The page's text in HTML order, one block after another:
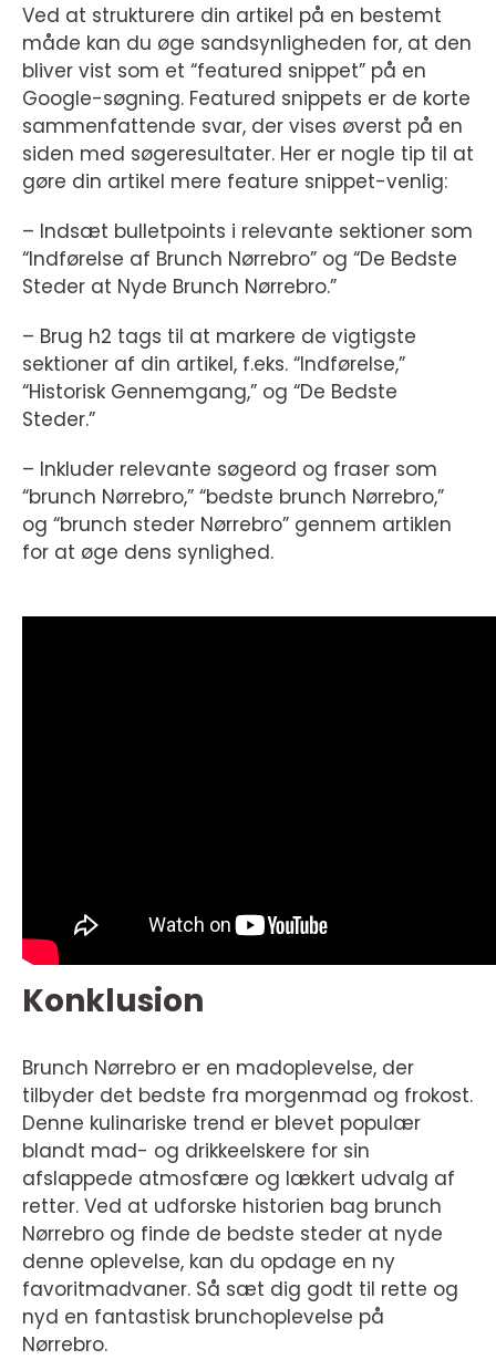
Ved at strukturere din artikel på en bestemt
måde kan du øge sandsynligheden for, at den
bliver vist som et “featured snippet” på en
Google-søgning. Featured snippets er de korte
sammenfattende svar, der vises øverst på en
siden med søgeresultater. Her er nogle tip til at
gøre din artikel mere feature snippet-venlig:
– Indsæt bulletpoints i relevante sektioner som
“Indførelse af Brunch Nørrebro” og “De Bedste
Steder at Nyde Brunch Nørrebro.”
– Brug h2 tags til at markere de vigtigste
sektioner af din artikel, f.eks. “Indførelse,”
“Historisk Gennemgang,” og “De Bedste
Steder.”
– Inkluder relevante søgeord og fraser som
“brunch Nørrebro,” “bedste brunch Nørrebro,”
og “brunch steder Nørrebro” gennem artiklen
for at øge dens synlighed.
Konklusion
Brunch Nørrebro er en madoplevelse, der
tilbyder det bedste fra morgenmad og frokost.
Denne kulinariske trend er blevet populær
blandt mad- og drikkeelskere for sin
afslappede atmosfære og lækkert udvalg af
retter. Ved at udforske historien bag brunch
Nørrebro og finde de bedste steder at nyde
denne oplevelse, kan du opdage en ny
favoritmadvaner. Så sæt dig godt til rette og
nyd en fantastisk brunchoplevelse på
Nørrebro.